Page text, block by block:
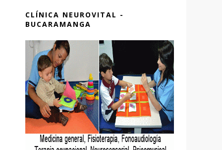
CLÍNICA NEUROVITAL -
BUCARAMANGA